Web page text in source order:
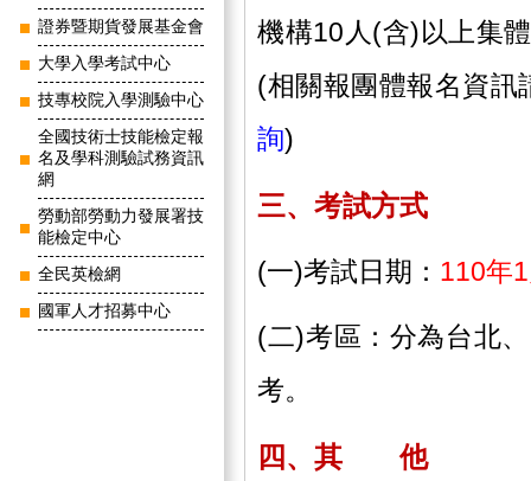
證券暨期貨發展基金會
大學入學考試中心
技專校院入學測驗中心
全國技術士技能檢定報
名及學科測驗試務資訊
網
勞動部勞動力發展署技
能檢定中心
全民英檢網
國軍人才招募中心
機構10人(含)以上集
(相關報團體報名資訊
詢)
三、考試方式
(一)考試日期： 110年
(二)考區：分為台北
考。
四、其 他